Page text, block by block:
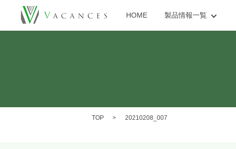
HOME 製品情報一覧
TOP 20210208_007